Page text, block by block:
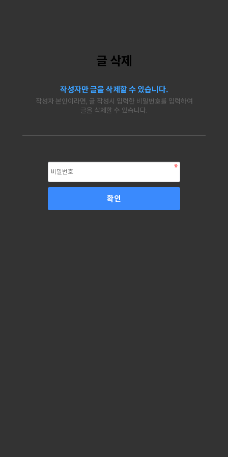
글 삭제
작성자만 글을 삭제할 수 있습니다.
작성자 본인이라면, 글 작성시 입력한 비밀번호를 입력하여
글을 삭제할 수 있습니다.